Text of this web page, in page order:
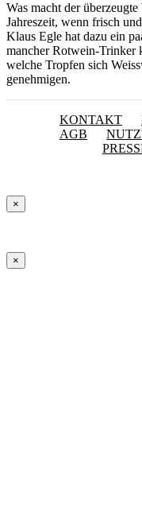
Was macht der
Jahreszeit, wenn frisch
Klaus Egle hat dazu ein
mancher Rotwein-Trinker
welche Tropfen sich
genehmigen.
KONTAKT
AGB
×
×